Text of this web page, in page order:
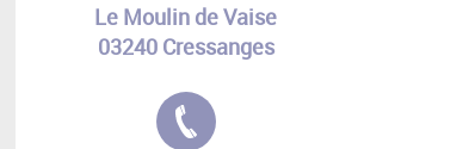
Le Moulin de Vaise
03240 Cressanges